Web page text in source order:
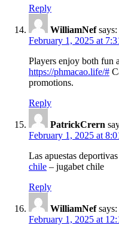
Reply
WilliamNef says:
February 1, 2025 at
Players enjoy both fun
https://phmacao.life/#
promotions.
Reply
PatrickCrern
February 1, 2025 at
Las apuestas
chile – jugabet chile
Reply
WilliamNef says:
February 1, 2025 at